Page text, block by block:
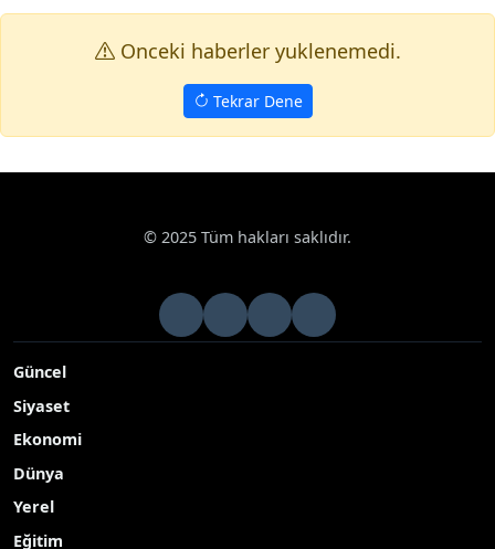
Onceki haberler yuklenemedi.
Tekrar Dene
Haberde İnsan Kamyonetin motorunda giden
konuştu: "Müşteriyi 40 bin liradan kurtardık"
Bursa’nın İnegöl ilçesinde arızayı tespit etmek için seyir
konuştu
Yayınlanma Tarihi: 18.05.2026 13:17